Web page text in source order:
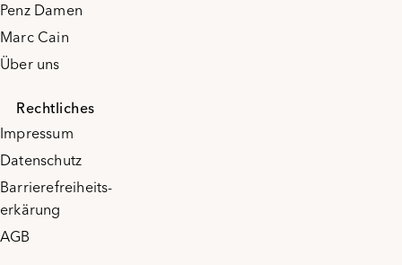
Penz Damen
Marc Cain
Über uns
Rechtliches
Impressum
Datenschutz
Barrierefreiheits-
erkärung
AGB